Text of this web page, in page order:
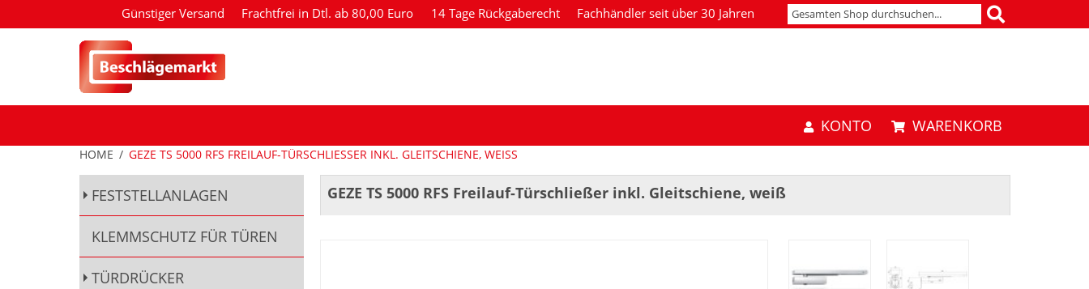
Günstiger Versand Frachtfrei in Dtl. ab 80,00 Euro 14 Tage Rückgaberecht Fachhändler seit über 30 Jahren
KONTO WARENKORB
HOME / GEZE TS 5000 RFS FREILAUF-TÜRSCHLIESSER INKL. GLEITSCHIENE, WEISS
GEZE TS 5000 RFS Freilauf-Türschließer inkl. Gleitschiene, weiß
FESTSTELLANLAGEN
KLEMMSCHUTZ FÜR TÜREN
TÜRDRÜCKER